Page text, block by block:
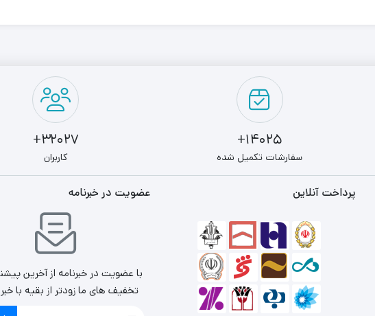
14025+
سفارشات تکمیل شده
32027+
کاربران
پرداخت آنلاین عضویت در خبرنامه
با عضویت در خبرنامه از آخرین
تخفیف های ما زودتر از بقیه با